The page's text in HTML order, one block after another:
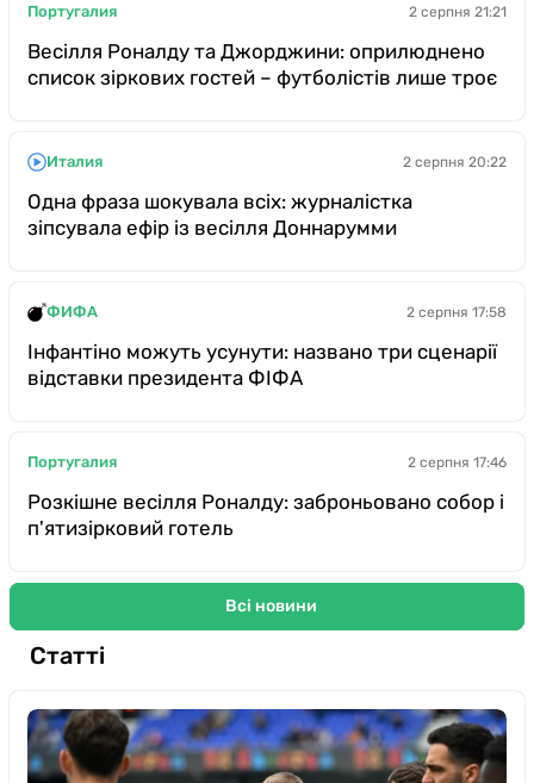
Португалия 2 серпня 21:21
Весілля Роналду та Джорджини: оприлюднено
список зіркових гостей – футболістів лише троє
Италия 2 серпня 20:22
Одна фраза шокувала всіх: журналістка
зіпсувала ефір із весілля Доннарумми
ФИФА 2 серпня 17:58
Інфантіно можуть усунути: названо три сценарії
відставки президента ФІФА
Португалия 2 серпня 17:46
Розкішне весілля Роналду: заброньовано собор і
п'ятизірковий готель
Всі новини
Статті